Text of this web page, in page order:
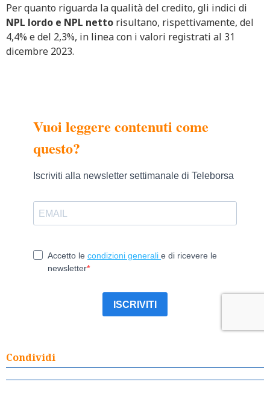
Per quanto riguarda la qualità del credito, gli indici di
NPL lordo e NPL netto risultano, rispettivamente, del
4,4% e del 2,3%, in linea con i valori registrati al 31
dicembre 2023.
Condividi